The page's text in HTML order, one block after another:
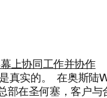
真实的。 在奥斯陆
部在圣何塞，客户与